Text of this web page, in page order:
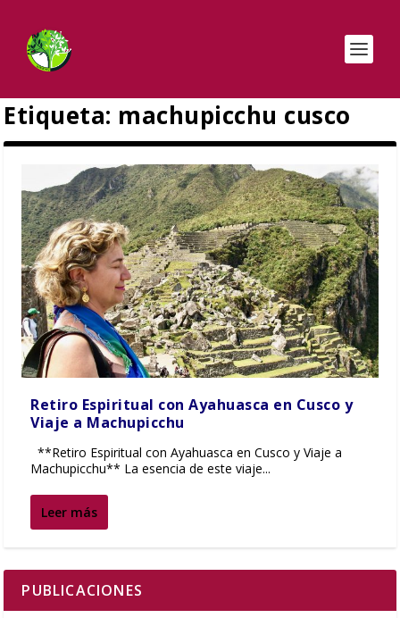
Etiqueta: machupicchu cusco
Retiro Espiritual con Ayahuasca en Cusco y
Viaje a Machupicchu
**Retiro Espiritual con Ayahuasca en Cusco y Viaje a
Machupicchu** La esencia de este viaje...
Leer más
PUBLICACIONES